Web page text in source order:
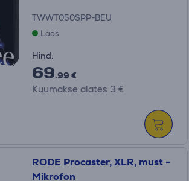
TWWT050SPP-BEU
Laos
Hind:
69.99 €
Kuumakse alates 3 €
RODE Procaster, XLR, must -
Mikrofon